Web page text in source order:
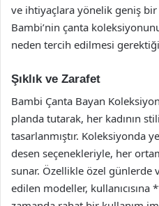
ve ihtiyaçlara yönelik geniş bir
Bambi’nin çanta
neden tercih edilmesi
Şıklık ve Zarafet
Bambi Çanta Bayan
planda tutarak, her kadının
tasarlanmıştır. Koleksiyonda
desen seçenekleriyle, her
sunar. Özellikle özel günlerde
edilen modeller, kullanıcısına